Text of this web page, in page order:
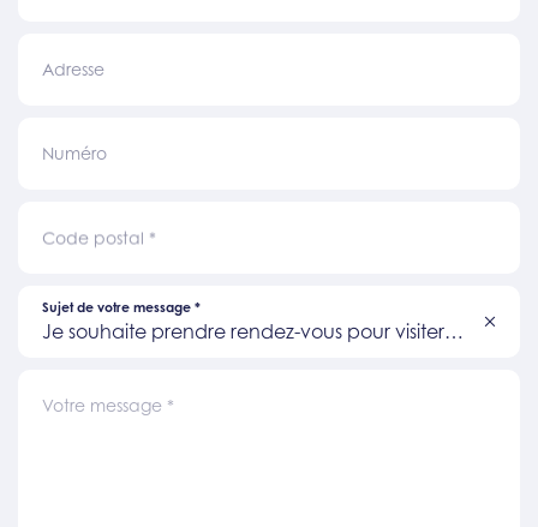
Adresse
Numéro
Code postal *
Sujet de votre message *
Je souhaite prendre rendez-vous pour visiter
Votre message *